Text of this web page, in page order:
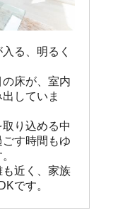
る、明るく
床が、室内
していま
り込める中
す時間もゆ
近く、家族
です。